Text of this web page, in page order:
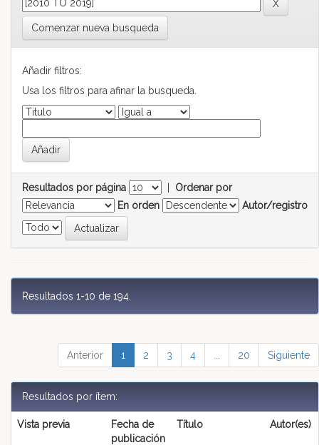
Comenzar nueva busqueda
Añadir filtros:
Usa los filtros para afinar la busqueda.
Resultados por página
Ordenar por
En orden
Autor/registro
Resultados 1-10 de 194.
Anterior 1 2 3 4 20 Siguiente
Resultados por ítem:
Vista previa
Fecha de
publicación
Título Autor(es)